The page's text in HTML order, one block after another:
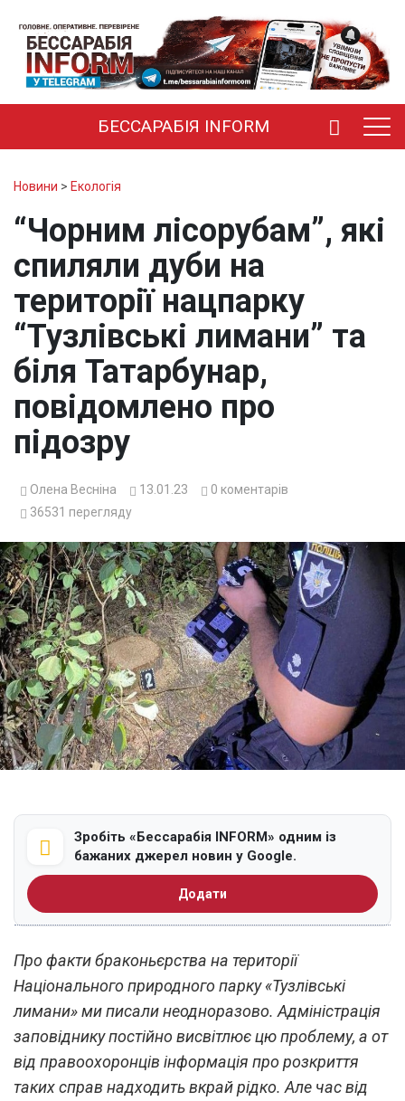
БЕССАРАБІЯ INFORM
Новини > Екологія
“Чорним лісорубам”, які
спиляли дуби на
території нацпарку
“Тузлівські лимани” та
біля Татарбунар,
повідомлено про
підозру
Олена Весніна 13.01.23 0 коментарів
36531 перегляду
Зробіть «Бессарабія INFORM» одним із
бажаних джерел новин у Google.
Додати
Про факти браконьєрства на території
Національного природного парку «Тузлівські
лимани» ми писали неодноразово. Адміністрація
заповіднику постійно висвітлює цю проблему, а от
від правоохоронців інформація про розкриття
таких справ надходить вкрай рідко. Але час від